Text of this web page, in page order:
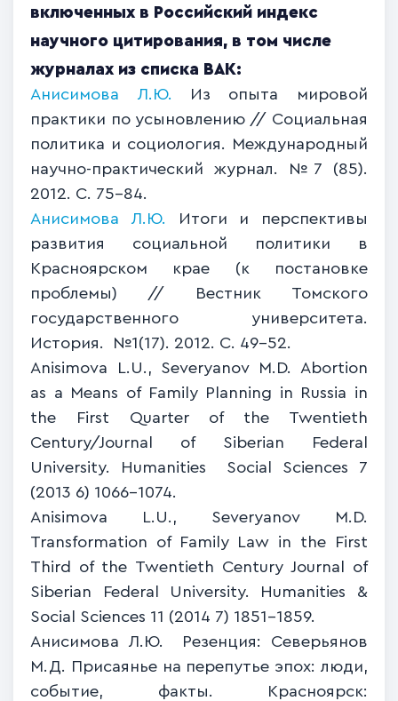
включенных в Российский индекс
научного цитирования, в том числе
журналах из списка ВАК:
Анисимова Л.Ю. Из опыта мировой
практики по усыновлению // Социальная
политика и социология. Международный
научно-практический журнал. №7 (85).
2012. С. 75-84.
Анисимова Л.Ю. Итоги и перспективы
развития социальной политики в
Красноярском крае (к постановке
проблемы) // Вестник Томского
государственного университета.
История. №1(17). 2012. С. 49-52.
Аnisimova L.U., Severyanov M.D. Abortion
as a Means of Family Planning in Russia in
the First Quarter of the Twentieth
Century/Journal of Siberian Federal
University. Humanities
Social Sciences 7
(2013 6) 1066-1074.
Аnisimova L.U., Severyanov M.D.
Transformation of Family Law in the First
Third of the Twentieth Century Journal of
Siberian Federal University. Humanities &
Social Sciences 11 (2014 7) 1851-1859.
Анисимова Л.Ю. Резенция: Северьянов
М.Д. Присаянье на перепутье эпох: люди,
событие, факты. Красноярск: